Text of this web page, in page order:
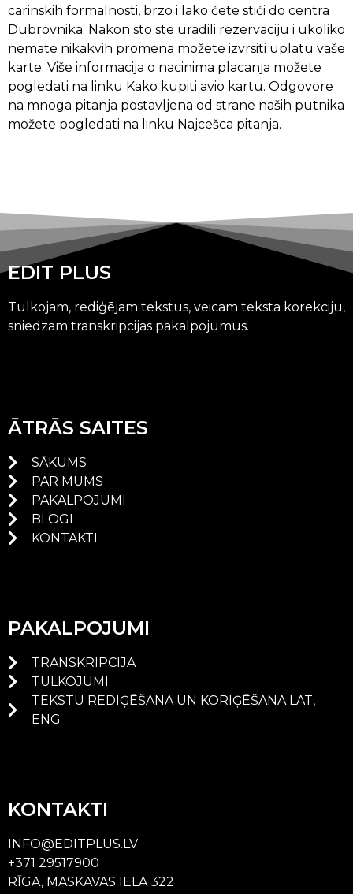
carinskih formalnosti, brzo i lako ćete stići do centra
Dubrovnika. Nakon sto ste uradili rezervaciju i ukoliko
nemate nikakvih promena možete izvrsiti uplatu vaše
karte. Više informacija o nacinima placanja možete
pogledati na linku Kako kupiti avio kartu. Odgovore
na mnoga pitanja postavljena od strane naših putnika
možete pogledati na linku Najcešca pitanja.
EDIT PLUS
Tulkojam, rediģējam tekstus, veicam teksta korekciju,
sniedzam transkripcijas pakalpojumus.
ĀTRĀS SAITES
SĀKUMS
PAR MUMS
PAKALPOJUMI
BLOGI
KONTAKTI
PAKALPOJUMI
TRANSKRIPCIJA
TULKOJUMI
TEKSTU REDIĢĒŠANA UN KORIĢĒŠANA LAT,
ENG
KONTAKTI
INFO@EDITPLUS.LV
+371 29517900
RĪGA, MASKAVAS IELA 322